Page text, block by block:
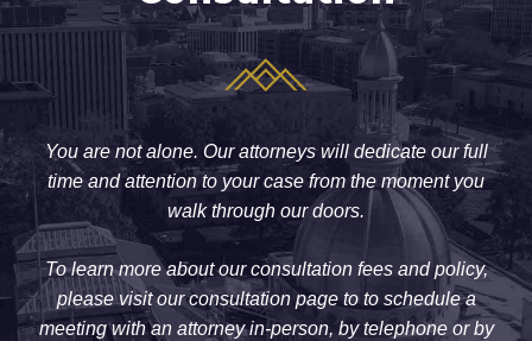
You are not alone. Our attorneys will dedicate our full
time and attention to your case from the moment you
walk through our doors.
To learn more about our consultation fees and policy,
please visit our consultation page to to schedule a
meeting with an attorney in-person, by telephone or by